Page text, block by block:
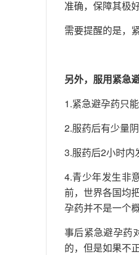
准确，保障其极
需要提醒的是，
另外，服用紧急
1.紧急避孕药只
2.服药后有少量
3.服药后2小时内
4.青少年发生非
前，世界各国均
孕药并不是一个
事后紧急避孕药
的，但是如果不